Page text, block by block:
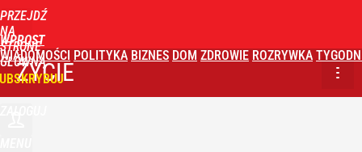
PRZEJDŹ
NA
STRONĘ
GŁÓWNĄ
WPROST
WIADOMOŚCI POLITYKA BIZNES DOM ZDROWIE ROZRYWKA
ŻYCIE